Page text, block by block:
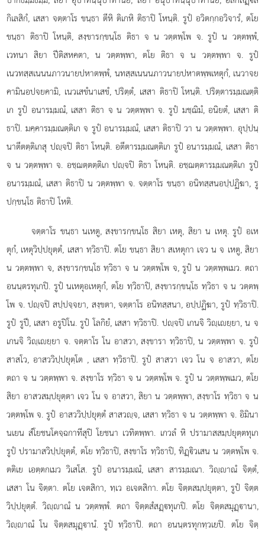
กิเลสิกํ, เสสา จตฺตาโร ขนฺธา ตีหิ ติเกหิ ติธาปิ โหนฺติ. รูปํ อวิตกฺกอวิจารํ, ตโย
ขนฺธา ติธาปิ โหนฺติ, สงฺขารกฺขนฺโธ ติธา จ น วตฺตพฺโพ จ. รูปํ น วตฺตพฺพํ,
เวทนา สิยา ปีติสหคตา, น วตฺตพฺพา, ตโย ติธา จ น วตฺตพฺพา จ. รูปํ
เนวทสฺสเนนนภาวนายปหาตพฺพํ, นทสฺสเนนนภาวนายปหาตพฺพเหตุกํ, เนวาจย
คามินอปจยคามิ, เนวเสขํนาเสขํ, ปริตฺตํ, เสสา ติธาปิ โหนฺติ. ปริตฺตารมฺมณตฺติ
เก รูปํ อนารมฺมณํ, เสสา ติธา จ น วตฺตพฺพา จ. รูปํ มชฺฌิมํ, อนิยตํ, เสสา ติ
ธาปิ. มคฺคารมฺมณตฺติเก จ รูปํ อนารมฺมณํ, เสสา ติธาปิ วา น วตฺตพฺพา. อุปฺปนฺ
นาตีตตฺติเกสุ ปฺจปิ ติธา โหนฺติ. อตีตารมฺมณตฺติเก รูปํ อนารมฺมณํ, เสสา ติธา
จ น วตฺตพฺพา จ. อชฺฌตฺตตฺติเก ปฺจปิ ติธา โหนฺติ. อชฺฌตฺตารมฺมณตฺติเก รูปํ
อนารมฺมณํ, เสสา ติธาปิ น วตฺตพฺพา จ. จตฺตาโร ขนฺธา อนิทสฺสนอปฺปฏิฆา, รู
ปกฺขนฺโธ ติธาปิ โหติ.
จตฺตาโร ขนฺธา นเหตู, สงฺขารกฺขนฺโธ สิยา เหตุ, สิยา น เหตุ. รูปํ อเห
ตุกํ, เหตุวิปฺปยุตฺตํ, เสสา ทฺวิธาปิ. ตโย ขนฺธา สิยา สเหตุกา เจว น จ เหตู, สิยา
น วตฺตพฺพา จ, สงฺขารกฺขนฺโธ ทฺวิธา จ น วตฺตพฺโพ จ, รูปํ น วตฺตพฺพเมว. ตถา
อนนฺตรทุเกปิ. รูปํ นเหตุอเหตุกํ, ตโย ทฺวิธาปิ, สงฺขารกฺขนฺโธ ทฺวิธา จ น วตฺตพฺ
โพ จ. ปฺจปิ สปฺปจฺจยา, สงฺขตา, จตฺตาโร อนิทสฺสนา, อปฺปฏิฆา, รูปํ ทฺวิธาปิ.
รูปํ รูปี, เสสา อรูปิโน. รูปํ โลกิยํ, เสสา ทฺวิธาปิ. ปฺจปิ เกนจิ วิฺเยฺยา, น จ
เกนจิ วิฺเยฺยา จ. จตฺตาโร โน อาสวา, สงฺขารา ทฺวิธาปิ, น วตฺตพฺพา จ. รูปํ
สาสโว, อาสววิปฺปยุตฺโต , เสสา ทฺวิธาปิ. รูปํ สาสวา เจว โน จ อาสวา, ตโย
ตถา จ น วตฺตพฺพา จ. สงฺขาโร ทฺวิธา จ น วตฺตพฺโพ จ. รูปํ น วตฺตพฺพเมว, ตโย
สิยา อาสวสมฺปยุตฺตา เจว โน จ อาสวา, สิยา น วตฺตพฺพา, สงฺขาโร ทฺวิธา จ น
วตฺตพฺโพ จ. รูปํ อาสววิปฺปยุตฺตํ สาสวฺจ, เสสา ทฺวิธา จ น วตฺตพฺพา จ. อิมินา
นเยน สํโยชนโคจฺฉกาทีสุปิ โยชนา เวทิตพฺพา. เกวลํ หิ ปรามาสสมฺปยุตฺตทุเก
รูปํ ปรามาสวิปฺปยุตฺตํ, ตโย ทฺวิธาปิ, สงฺขาโร ทฺวิธาปิ, ทิฏฺิวเสน น วตฺตพฺโพ จ.
ตติเย เอตฺตกเมว วิเสโส. รูปํ อนารมฺมณํ, เสสา สารมฺมณา. วิฺาณํ จิตฺตํ,
เสสา โน จิตฺตา. ตโย เจตสิกา, ทฺเว อเจตสิกา. ตโย จิตฺตสมฺปยุตฺตา, รูปํ จิตฺต
วิปฺปยุตฺตํ. วิฺาณํ น วตฺตพฺพํ. ตถา จิตฺตสํสฏฺทุเกปิ. ตโย จิตฺตสมุฏฺานา,
วิฺาณํ โน จิตฺตสมุฏฺานํ. รูปํ ทฺวิธาปิ. ตถา อนนฺตรทุกทฺวเยปิ. ตโย จิตฺ